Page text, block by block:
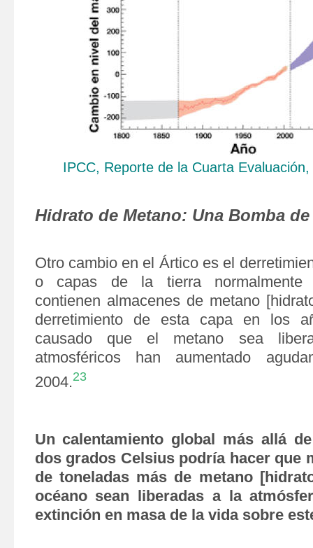
IPCC, Reporte de la Cuarta
Hidrato de Metano: Una Bomba
Otro cambio en el Ártico es el
o capas de la tierra normalmente
contienen almacenes de metano
derretimiento de esta capa en los
causado que el metano sea
atmosféricos han aumentado
2004.23
Un calentamiento global más allá
dos grados Celsius podría hacer que
de toneladas más de metano
océano sean liberadas a la
extinción en masa de la vida sobre